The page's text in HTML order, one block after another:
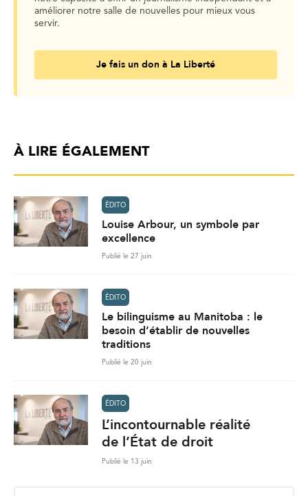
améliorer notre salle de nouvelles pour mieux vous
servir.
Je fais un don à La Liberté
À LIRE ÉGALEMENT
ÉDITO
Louise Arbour, un symbole par
excellence
Publié le 27 juin
ÉDITO
Le bilinguisme au Manitoba : le
besoin d’établir de nouvelles
traditions
Publié le 20 juin
ÉDITO
L’incontournable réalité
de l’État de droit
Publié le 13 juin